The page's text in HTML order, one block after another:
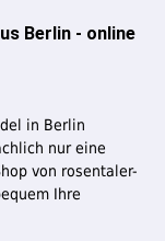
Berlin - online
in Berlin
nur eine
von rosentaler-
Ihre